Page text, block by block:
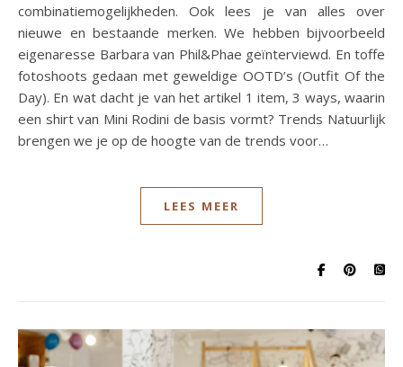
combinatiemogelijkheden. Ook lees je van alles over
nieuwe en bestaande merken. We hebben bijvoorbeeld
eigenaresse Barbara van Phil&Phae geïnterviewd. En toffe
fotoshoots gedaan met geweldige OOTD’s (Outfit Of the
Day). En wat dacht je van het artikel 1 item, 3 ways, waarin
een shirt van Mini Rodini de basis vormt? Trends Natuurlijk
brengen we je op de hoogte van de trends voor…
LEES MEER